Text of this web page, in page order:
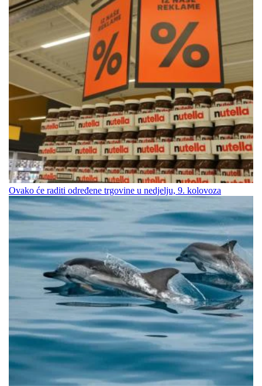
Ovako će raditi određene trgovine u nedjelju, 9. kolovoza